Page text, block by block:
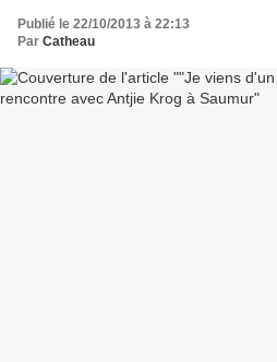
Publié le 22/10/2013 à 22:13
Par Catheau